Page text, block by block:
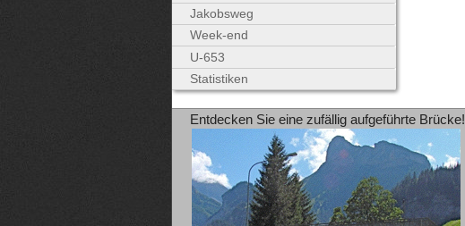
Jakobsweg
Week-end
U-653
Statistiken
Entdecken Sie eine zufällig aufgeführte Brücke!